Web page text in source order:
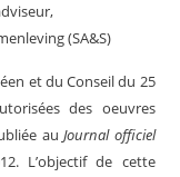
(SA&S)
et du Conseil du 25
des oeuvres
auJournal officiel
L’objectif de cette